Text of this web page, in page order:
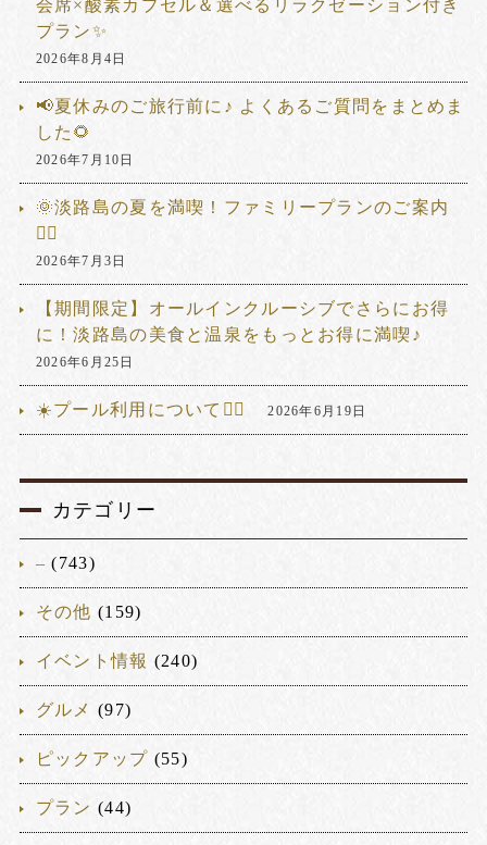
会席×酸素カプセル＆選べるリラクゼーション付き
プラン✨
2026年8月4日
📢夏休みのご旅行前に♪ よくあるご質問をまとめま
した🌻
2026年7月10日
🌞淡路島の夏を満喫！ファミリープランのご案内
🏊‍♂️
2026年7月3日
【期間限定】オールインクルーシブでさらにお得
に！淡路島の美食と温泉をもっとお得に満喫♪
2026年6月25日
☀️プール利用について🏊‍♂️ 2026年6月19日
カテゴリー
– (743)
その他 (159)
イベント情報 (240)
グルメ (97)
ピックアップ (55)
プラン (44)